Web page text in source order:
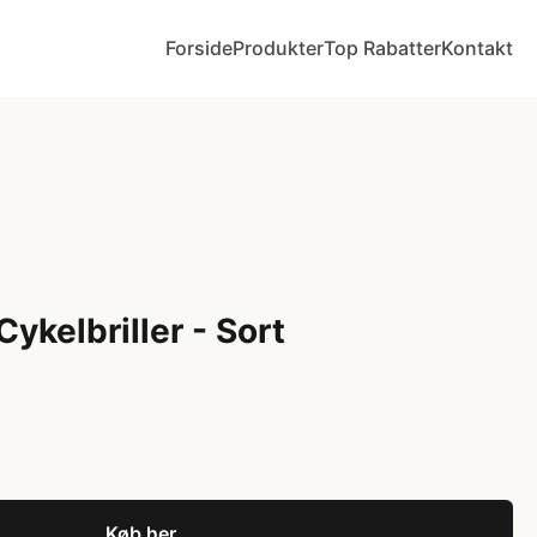
ForsideProdukterTop RabatterKontakt
- Sort